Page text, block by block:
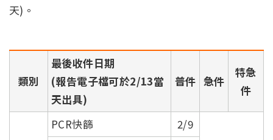
天)。
類別
最後收件日期
(報告電子檔可於2/13當
天出具)
普件 急件
特急
件
PCR快篩 2/9